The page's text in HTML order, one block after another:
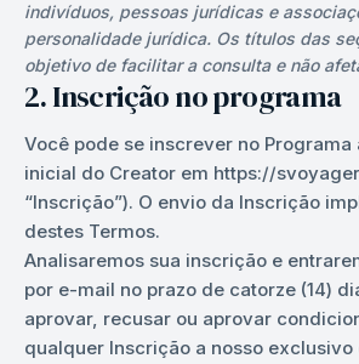
indivíduos, pessoas jurídicas e
personalidade jurídica. Os títulos das
objetivo de facilitar a consulta e não
2. Inscrição no programa
Você pode se inscrever no
inicial do Creator em https://
“Inscrição”). O envio da Inscrição
destes Termos.
Analisaremos sua inscrição e
por e-mail no prazo de catorze (14)
aprovar, recusar ou aprovar
qualquer Inscrição a nosso